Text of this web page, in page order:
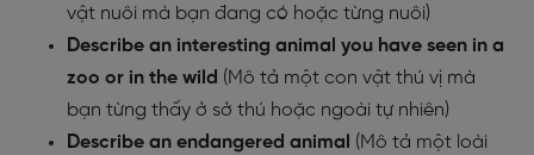
vật nuôi mà bạn đang có hoặc từng nuôi)
Describe an interesting animal you have seen in a
zoo or in the wild (Mô tả một con vật thú vị mà
bạn từng thấy ở sở thú hoặc ngoài tự nhiên)
Describe an endangered animal (Mô tả một loài